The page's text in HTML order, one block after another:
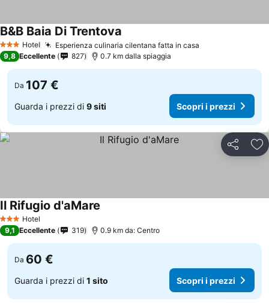
3 StelleHotel Esperienza culinaria cilentana fatta in casa
B&B Baia Di Trentova
9,8 Eccellente 827 0.7 km dalla spiaggia
Da 107 €
Guarda i prezzi di 9 siti Scopri i prezzi
Condividi
3 StelleHotel
Il Rifugio d'aMare
9,1 Eccellente 319 0.9 km da: Centro
Da 60 €
Guarda i prezzi di 1 sito Scopri i prezzi